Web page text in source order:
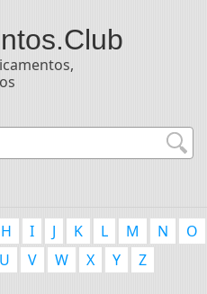
.Club
H I J K L M N
O
U V W X Y Z